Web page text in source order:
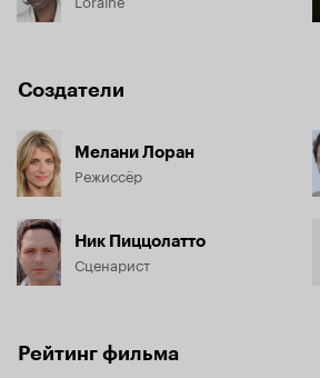
Создатели
Мелани Лоран
Режиссёр
Ник Пиццолатто
Сценарист
Рейтинг фильма